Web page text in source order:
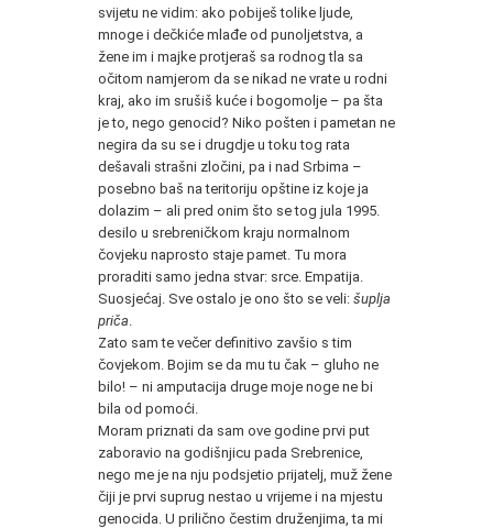
svijetu ne vidim: ako pobiješ tolike ljude,
mnoge i dečkiće mlađe od punoljetstva, a
žene im i majke protjeraš sa rodnog tla sa
očitom namjerom da se nikad ne vrate u rodni
kraj, ako im srušiš kuće i bogomolje – pa šta
je to, nego genocid? Niko pošten i pametan ne
negira da su se i drugdje u toku tog rata
dešavali strašni zločini, pa i nad Srbima –
posebno baš na teritoriju opštine iz koje ja
dolazim – ali pred onim što se tog jula 1995.
desilo u srebreničkom kraju normalnom
čovjeku naprosto staje pamet. Tu mora
proraditi samo jedna stvar: srce. Empatija.
Suosjećaj. Sve ostalo je ono što se veli: šuplja
priča
Zato sam te večer definitivo zavšio s tim
čovjekom. Bojim se da mu tu čak – gluho ne
bilo! – ni amputacija druge moje noge ne bi
bila od pomoći.
Moram priznati da sam ove godine prvi put
zaboravio na godišnjicu pada Srebrenice,
nego me je na nju podsjetio prijatelj, muž žene
čiji je prvi suprug nestao u vrijeme i na mjestu
genocida. U prilično čestim druženjima, ta mi